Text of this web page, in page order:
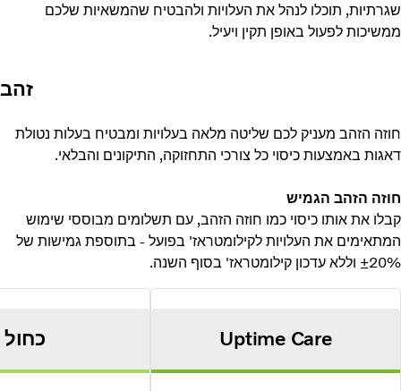
תוכלו לנהל את העלויות ולהבטיח שהמשאיות שלכם
לפעול באופן תקין ויעיל.
זהב
הזהב מעניק לכם שליטה מלאה בעלויות ומבטיח בעלות נטולת
באמצעות כיסוי כל צורכי התחזוקה, התיקונים והבלאי.
הזהב הגמיש
את אותו כיסוי כמו חוזה הזהב, עם תשלומים מבוססי שימוש
את העלויות לקילומטראז' בפועל - בתוספת גמישות של
קילומטראז' בסוף השנה.
Uptime Care כחול